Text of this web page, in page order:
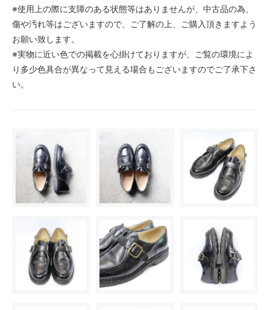
※使用上の際に支障のある状態等はありませんが、中古品の為、
傷や汚れ等はございますので、ご了解の上、ご購入頂きますよう
お願い致します。
※実物に近い色での掲載を心掛けておりますが、ご覧の環境によ
り多少色具合が異なって見える場合もございますのでご了承下さ
い。